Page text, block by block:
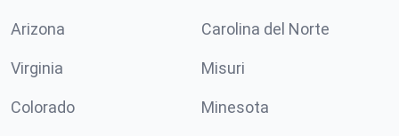
Arizona Carolina del Norte
Virginia Misuri
Colorado Minesota